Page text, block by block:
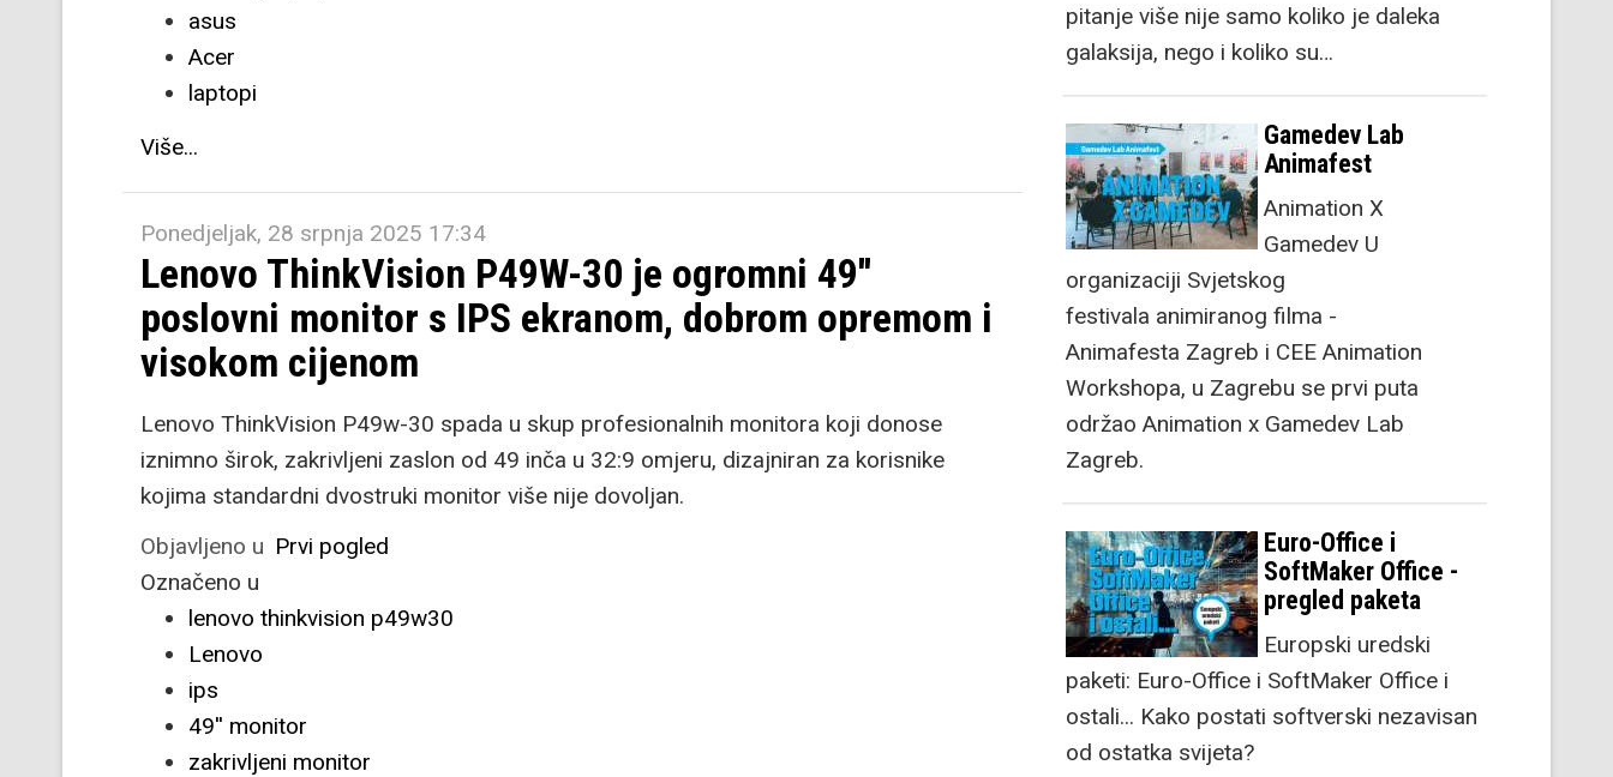
asus
Acer
laptopi
Više...
Ponedjeljak, 28 srpnja 2025 17:34
Lenovo ThinkVision P49W-30 je ogromni 49''
poslovni monitor s IPS ekranom, dobrom opremom i
visokom cijenom
Lenovo ThinkVision P49w-30 spada u skup profesionalnih monitora koji donose
iznimno širok, zakrivljeni zaslon od 49 inča u 32:9 omjeru, dizajniran za korisnike
kojima standardni dvostruki monitor više nije dovoljan.
Objavljeno u Prvi pogled
Označeno u
lenovo thinkvision p49w30
Lenovo
ips
49'' monitor
zakrivljeni monitor
pitanje više nije samo koliko je daleka
galaksija, nego i koliko su…
Gamedev Lab
Animafest
Animation X
Gamedev U
organizaciji Svjetskog
festivala animiranog filma -
Animafesta Zagreb i CEE Animation
Workshopa, u Zagrebu se prvi puta
održao Animation x Gamedev Lab
Zagreb.
Euro-Office i
SoftMaker Office -
pregled paketa
Europski uredski
paketi: Euro-Office i SoftMaker Office i
ostali... Kako postati softverski nezavisan
od ostatka svijeta?